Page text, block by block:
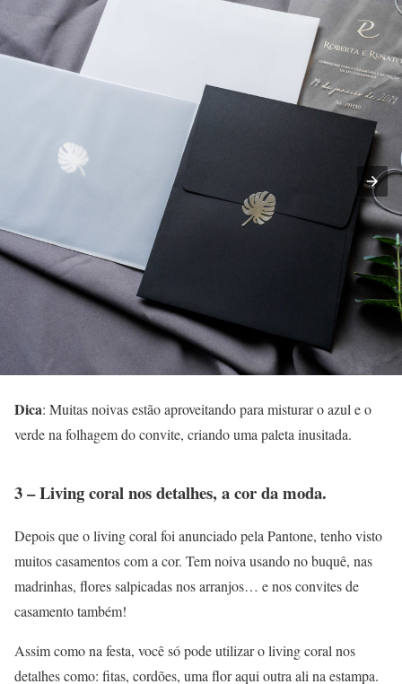
Dica: Muitas noivas estão aproveitando para misturar o azul e o
verde na folhagem do convite, criando uma paleta inusitada.
3 – Living coral nos detalhes, a cor da moda.
Depois que o living coral foi anunciado pela Pantone, tenho visto
muitos casamentos com a cor. Tem noiva usando no buquê, nas
madrinhas, flores salpicadas nos arranjos… e nos convites de
casamento também!
Assim como na festa, você só pode utilizar o living coral nos
detalhes como: fitas, cordões, uma flor aqui outra ali na estampa.